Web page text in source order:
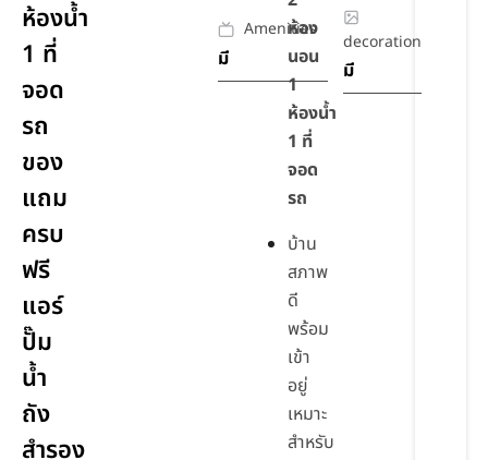
ห้องน้ำ
1 ที่
จอด
รถ
ของ
แถม
ครบ
ฟรี
แอร์
ปั๊ม
น้ำ
ถัง
สำรอง
Amenities
มี
decoration
มี
ห้อง
นอน
1
ห้องน้ำ
1 ที่
จอด
รถ
บ้าน
สภาพ
ดี
พร้อม
เข้า
อยู่
เหมาะ
สำหรับ